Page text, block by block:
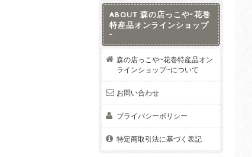
ABOUT 森の店っこや~花巻
特産品オンラインショップ
~
森の店っこや~花巻特産品オン
ラインショップ~について
お問い合わせ
プライバシーポリシー
特定商取引法に基づく表記